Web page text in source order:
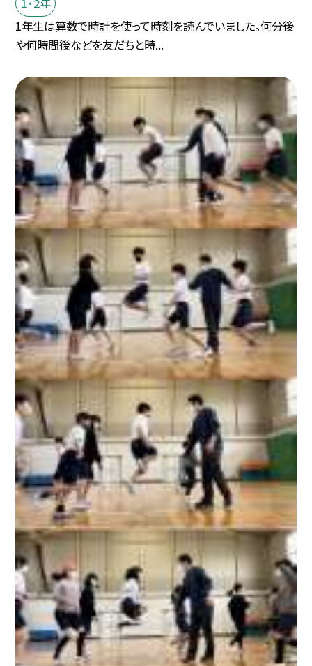
１・２年
1年生は算数で時計を使って時刻を読んでいました。何分後
や何時間後などを友だちと時...